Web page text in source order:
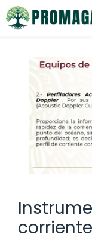
Saltar
al